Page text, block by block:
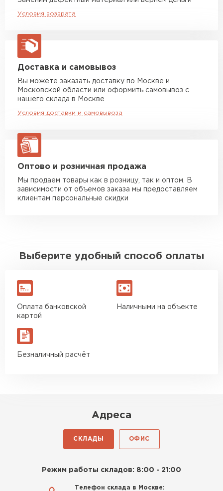
макс. длина груза 13,5 м
Манипулятор до 5 тн
макс. длина груза 6 м
Манипулятор до 10 тн
макс. длина груза 8 м
Манипулятор до 20 тн
Условия возврата
Доставка и самовывоз
Вы можете заказать доставку по Москве и
Московской области или оформить самовывоз с
нашего склада в Москве
Условия доставки и самовывоза
Оптово и розничная продажа
Мы продаем товары как в розницу, так и оптом. В
зависимости от объемов заказа мы предоставляем
клиентам персональные скидки
Выберите удобный способ оплаты
Оплата банковской
картой
Наличными на объекте
Безналичный расчёт
Адреса
СКЛАДЫ ОФИС
Режим работы складов: 8:00 - 21:00
Телефон склада в Москве: